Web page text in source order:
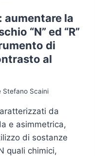
aumentare la
“N” ed “R”
di
al
Stefano Scaini
da
e asimmetrica,
di sostanze
quali chimici,